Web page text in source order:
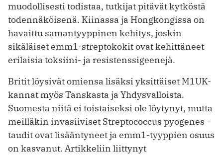
muodollisesti todistaa, tutkijat pitävät kytköstä
todennäköisenä. Kiinassa ja Hongkongissa on
havaittu samantyyppinen kehitys, joskin
sikäläiset emm1-streptokokit ovat kehittäneet
erilaisia toksiini- ja resistenssigeenejä.
Britit löysivät omiensa lisäksi yksit­täiset M1UK-
kannat myös Tanskasta ja Yhdysvalloista.
Suomesta niitä ei toistaiseksi ole löytynyt, mutta
meilläkin invasiiviset Streptococcus pyogenes -
taudit ovat lisääntyneet ja emm1-tyyp­pien osuus
on kasvanut. Artikkeliin liittynyt